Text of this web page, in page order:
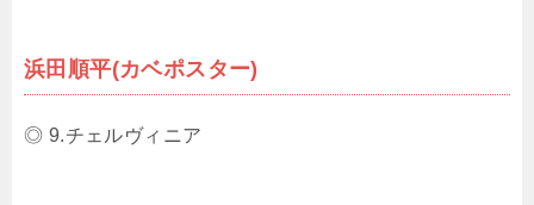
浜田順平(カベポスター)
◎ 9.チェルヴィニア